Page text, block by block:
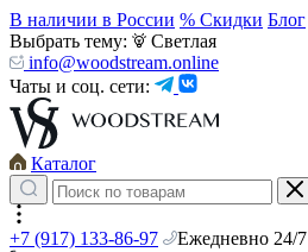
В наличии в России % Скидки Блог
Выбрать тему:
Светлая
info@woodstream.online
Чаты и соц. сети:
Каталог
+7 (917) 133-86-97
Ежедневно 24/7